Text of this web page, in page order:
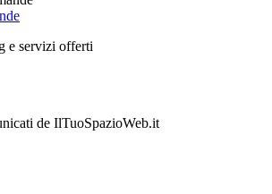
e servizi offerti
de IlTuoSpazioWeb.it